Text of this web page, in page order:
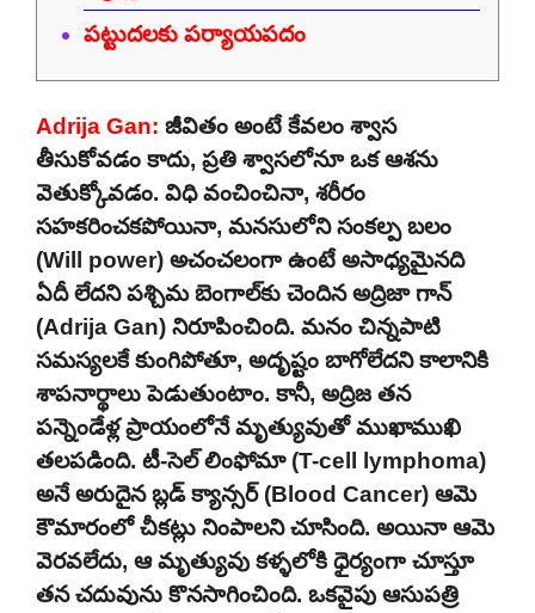
పట్టుదలకు పర్యాయపదం
Adrija Gan: జీవితం అంటే కేవలం శ్వాస
తీసుకోవడం కాదు, ప్రతి శ్వాసలోనూ ఒక ఆశను
వెతుక్కోవడం. విధి వంచించినా, శరీరం
సహకరించకపోయినా, మనసులోని సంకల్ప బలం
(Will power) అచంచలంగా ఉంటే అసాధ్యమైనది
ఏదీ లేదని పశ్చిమ బెంగాల్‌కు చెందిన అద్రిజా గాన్
(Adrija Gan) నిరూపించింది. మనం చిన్నపాటి
సమస్యలకే కుంగిపోతూ, అదృష్టం బాగోలేదని కాలానికి
శాపనార్థాలు పెడుతుంటాం. కానీ, అద్రిజ తన
పన్నెండేళ్ల ప్రాయంలోనే మృత్యువుతో ముఖాముఖి
తలపడింది. టీ-సెల్ లింఫోమా (T-cell lymphoma)
అనే అరుదైన బ్లడ్ క్యాన్సర్ (Blood Cancer) ఆమె
కౌమారంలో చీకట్లు నింపాలని చూసింది. అయినా ఆమె
వెరవలేదు, ఆ మృత్యువు కళ్ళలోకి ధైర్యంగా చూస్తూ
తన చదువును కొనసాగించింది. ఒకవైపు ఆసుపత్రి